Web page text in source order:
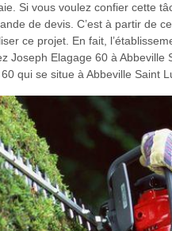
Si vous voulez confier cette
de devis. C’est à partir de
ce projet. En fait,
Joseph Elagage 60 à Abbeville
qui se situe à Abbeville Saint